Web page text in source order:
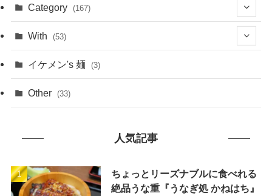
(1)
(38)
(1)
Category (167)
(114)
With (53)
(15)
(43)
(49)
イケメン's 麺 (3)
Other (33)
人気記事
ちょっとリーズナブルに食べれる
絶品うな重『うなぎ処 かねはち』